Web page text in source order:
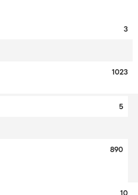
3
1023
5
890
10